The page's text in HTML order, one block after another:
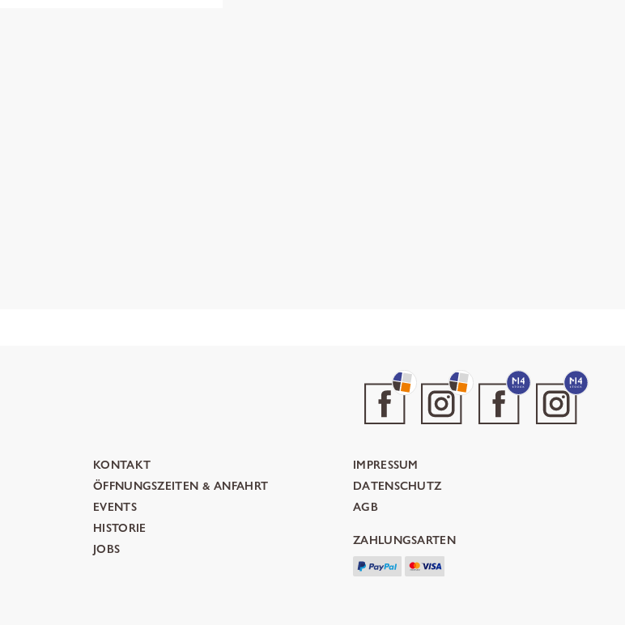
KONTAKT
ÖFFNUNGSZEITEN & ANFAHRT
EVENTS
HISTORIE
JOBS
IMPRESSUM
DATENSCHUTZ
AGB
ZAHLUNGSARTEN